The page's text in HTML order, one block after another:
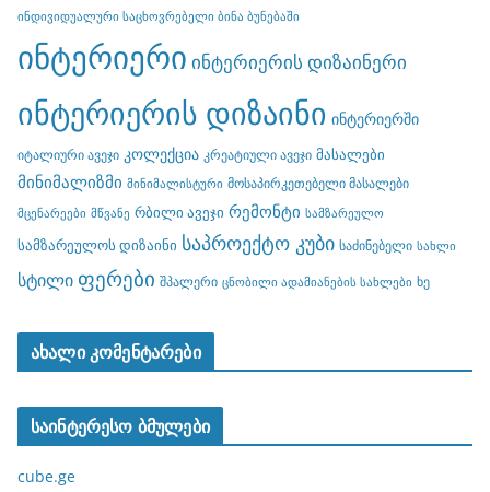
ინდივიდუალური საცხოვრებელი ბინა ბუნებაში
ინტერიერი ინტერიერის დიზაინერი
ინტერიერის დიზაინი ინტერიერში
იტალიური ავეჯი კოლექცია კრეატიული ავეჯი მასალები
მინიმალიზმი მინიმალისტური მოსაპირკეთებელი მასალები
მცენარეები მწვანე რბილი ავეჯი რემონტი სამზარეულო
სამზარეულოს დიზაინი საპროექტო კუბი საძინებელი სახლი
სტილი ფერები შპალერი ცნობილი ადამიანების სახლები ხე
ახალი კომენტარები
საინტერესო ბმულები
cube.ge